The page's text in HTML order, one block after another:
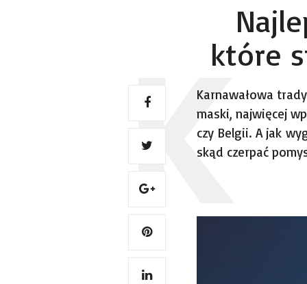
które
Karnawałowa
maski, najwięcej
czy Belgii. A jak
skąd czerpać